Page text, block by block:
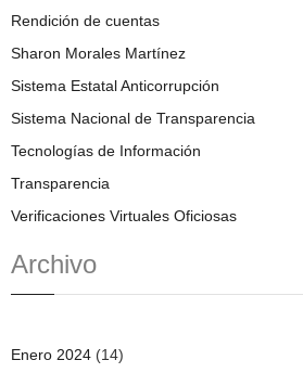
Rendición de cuentas
Sharon Morales Martínez
Sistema Estatal Anticorrupción
Sistema Nacional de Transparencia
Tecnologías de Información
Transparencia
Verificaciones Virtuales Oficiosas
Archivo
Enero 2024 (14)